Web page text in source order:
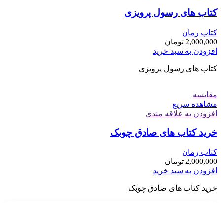
کتاب های رسول پرویزی
کتاب رمان
2,000,000 تومان
افزودن به سبد خرید
کتاب های رسول پرویزی
مقایسه
مشاهده سریع
افزودن به علاقه مندی
خرید کتاب های صادق چوبک
کتاب رمان
2,000,000 تومان
افزودن به سبد خرید
خرید کتاب های صادق چوبک